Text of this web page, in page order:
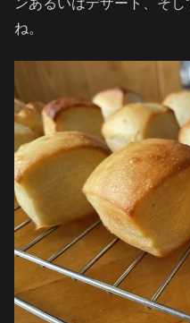
ね。